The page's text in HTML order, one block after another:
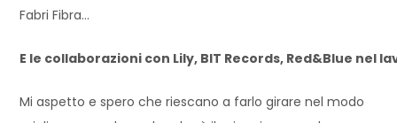
Fabri Fibra…
E le collaborazioni con Lily, BIT Records, Red&Blue nel
Mi aspetto e spero che riescano a farlo girare nel modo